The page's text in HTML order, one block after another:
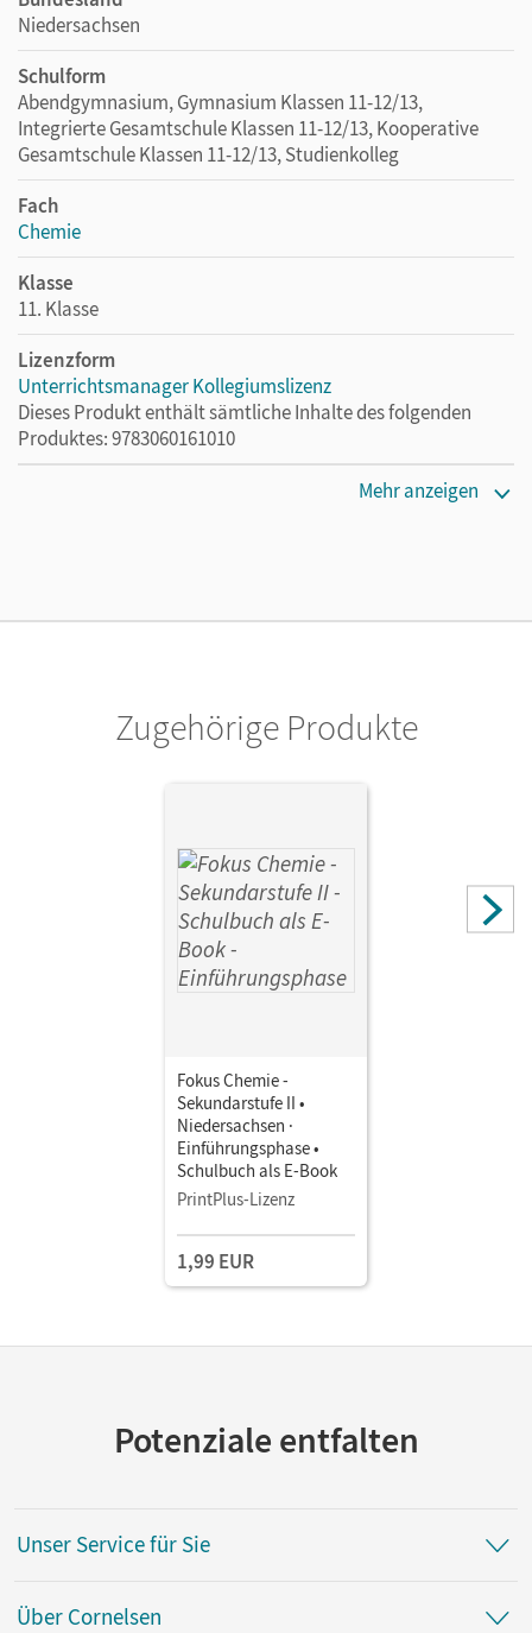
Niedersachsen
Schulform
Abendgymnasium, Gymnasium Klassen 11-12/13,
Integrierte Gesamtschule Klassen 11-12/13, Kooperative
Gesamtschule Klassen 11-12/13, Studienkolleg
Fach
Chemie
Klasse
11. Klasse
Lizenzform
Unterrichtsmanager Kollegiumslizenz
Dieses Produkt enthält sämtliche Inhalte des folgenden
Produktes: 9783060161010
Unterrichtsmanagers solange das Lehrwerk erhältlich ist.
Mehr anzeigen
Zugehörige Produkte
Fokus Chemie -
Sekundarstufe II •
Niedersachsen ·
Einführungsphase •
Schulbuch als E-Book
PrintPlus-Lizenz
1,99 EUR
Potenziale entfalten
Unser Service für Sie
Über Cornelsen